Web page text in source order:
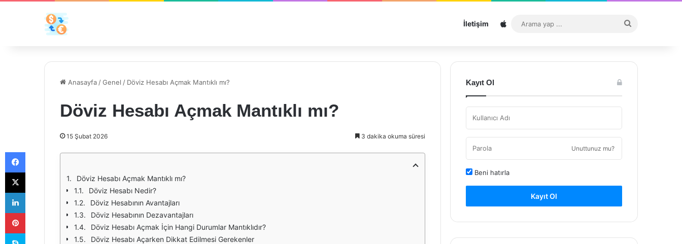
İletişim Sitemap
...
Anasayfa /Genel / Döviz Hesabı Açmak Mantıklı mı?
Döviz Hesabı Açmak Mantıklı mı?
15 Şubat 2026 3 dakika okuma süresi
Döviz Hesabı Açmak Mantıklı mı?
Döviz Hesabı Nedir?
Döviz Hesabının Avantajları
Döviz Hesabının Dezavantajları
Döviz Hesabı Açmak İçin Hangi Durumlar Mantıklıdır?
Döviz Hesabı Açarken Dikkat Edilmesi Gerekenler
Kayıt Ol
Unuttunuz mu?
Beni hatırla
Kayıt Ol
Facebook
X
LinkedIn
Pinterest
Skype